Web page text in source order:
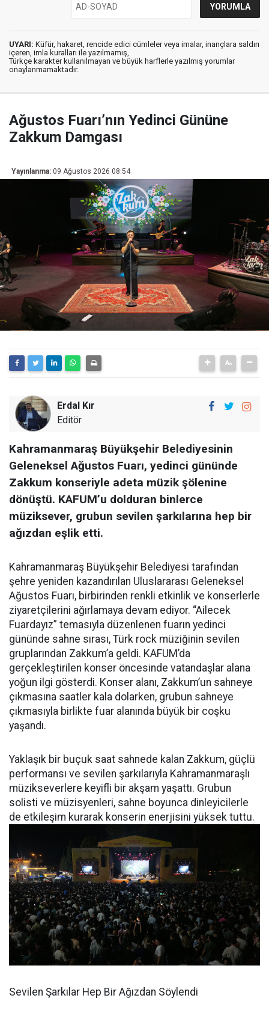
UYARI: Küfür, hakaret, rencide edici cümleler veya imalar, inançlara saldırı
içeren, imla kuralları ile yazılmamış,
Türkçe karakter kullanılmayan ve büyük harflerle yazılmış yorumlar
onaylanmamaktadır.
Ağustos Fuarı’nın Yedinci Gününe
Zakkum Damgası
Yayınlanma: 09 Ağustos 2026 08:54
Erdal Kır
Editör
Kahramanmaraş Büyükşehir Belediyesinin
Geleneksel Ağustos Fuarı, yedinci gününde
Zakkum konseriyle adeta müzik şölenine
dönüştü. KAFUM’u dolduran binlerce
müziksever, grubun sevilen şarkılarına hep bir
ağızdan eşlik etti.
Kahramanmaraş Büyükşehir Belediyesi tarafından
şehre yeniden kazandırılan Uluslararası Geleneksel
Ağustos Fuarı, birbirinden renkli etkinlik ve konserlerle
ziyaretçilerini ağırlamaya devam ediyor. “Ailecek
Fuardayız” temasıyla düzenlenen fuarın yedinci
gününde sahne sırası, Türk rock müziğinin sevilen
gruplarından Zakkum’a geldi. KAFUM’da
gerçekleştirilen konser öncesinde vatandaşlar alana
yoğun ilgi gösterdi. Konser alanı, Zakkum’un sahneye
çıkmasına saatler kala dolarken, grubun sahneye
çıkmasıyla birlikte fuar alanında büyük bir coşku
yaşandı.
Yaklaşık bir buçuk saat sahnede kalan Zakkum, güçlü
performansı ve sevilen şarkılarıyla Kahramanmaraşlı
müzikseverlere keyifli bir akşam yaşattı. Grubun
solisti ve müzisyenleri, sahne boyunca dinleyicilerle
de etkileşim kurarak konserin enerjisini yüksek tuttu.
Sevilen Şarkılar Hep Bir Ağızdan Söylendi